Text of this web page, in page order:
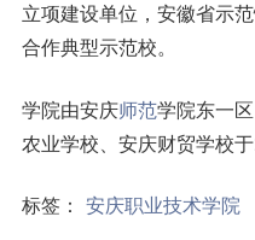
立项建设单位，安徽省示
合作典型示范校。
学院由安庆师范学院东一
农业学校、安庆财贸学校
标签： 安庆职业技术学院